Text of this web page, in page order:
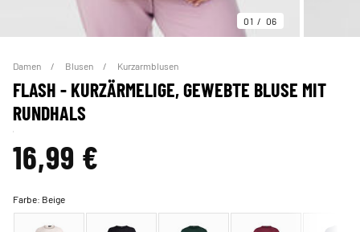
01 06
Damen Blusen Kurzarmblusen
FLASH - KURZÄRMELIGE, GEWEBTE BLUSE MIT
RUNDHALS
16,99 €
Farbe: Beige